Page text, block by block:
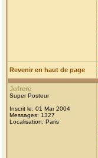
Revenir en haut de page
Jofrere
Super Posteur
Inscrit le: 01 Mar 2004
Messages: 1327
Localisation: Paris